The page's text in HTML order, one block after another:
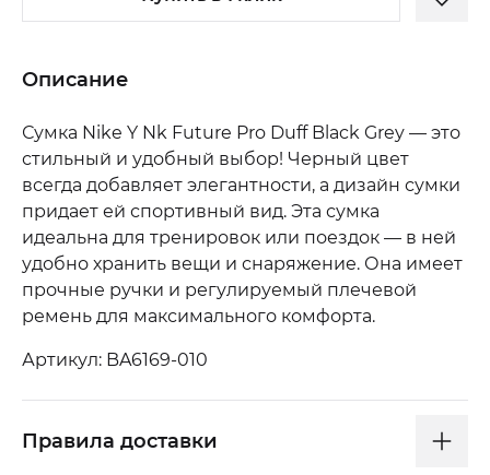
Описание
Сумка Nike Y Nk Future Pro Duff Black Grey — это
стильный и удобный выбор! Черный цвет
всегда добавляет элегантности, а дизайн сумки
придает ей спортивный вид. Эта сумка
идеальна для тренировок или поездок — в ней
удобно хранить вещи и снаряжение. Она имеет
прочные ручки и регулируемый плечевой
ремень для максимального комфорта.
Артикул: BA6169-010
Правила доставки